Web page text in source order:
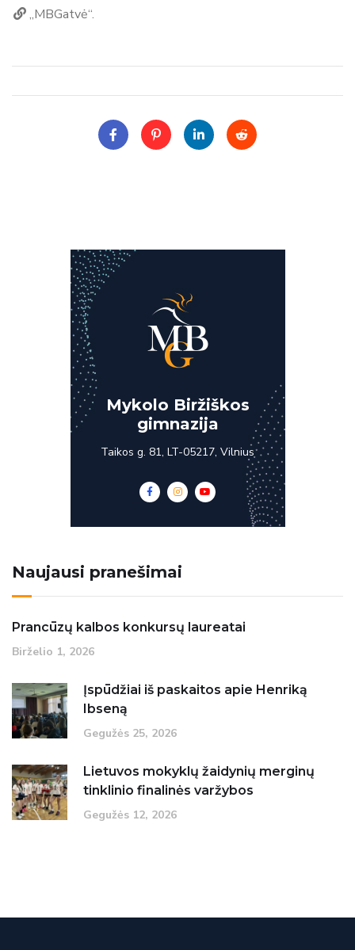
„MBGatvė“.
Mykolo Biržiškos
gimnazija
Taikos g. 81, LT-05217, Vilnius
Naujausi pranešimai
Prancūzų kalbos konkursų laureatai
Birželio‏‏‎ ‎1‎‎‏‏‎, 2026
Įspūdžiai iš paskaitos apie Henriką
Ibseną
Gegužės‏‏‎ ‎25‎‎‏‏‎, 2026
Lietuvos mokyklų žaidynių merginų
tinklinio finalinės varžybos
Gegužės‏‏‎ ‎12‎‎‏‏‎, 2026